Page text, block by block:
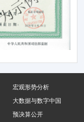
宏观形势分析
大数据与数字中国
预决算公开